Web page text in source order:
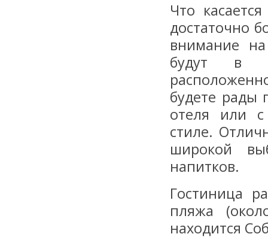
Что
достаточно
внимание
будут в
будете рады
отеля или с
стиле.
широкой
напитков.
Гостиница
пляжа
находится